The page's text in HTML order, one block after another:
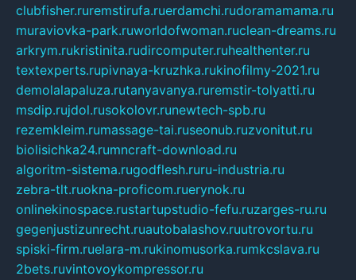
clubfisher.ruremstirufa.ruerdamchi.rudoramamama.ru
muraviovka-park.ruworldofwoman.ruclean-dreams.ru
arkrym.rukristinita.rudircomputer.ruhealthenter.ru
textexperts.rupivnaya-kruzhka.rukinofilmy-2021.ru
demolalapaluza.rutanyavanya.ruremstir-tolyatti.ru
msdip.rujdol.rusokolovr.runewtech-spb.ru
rezemkleim.rumassage-tai.ruseonub.ruzvonitut.ru
biolisichka24.rumncraft-download.ru
algoritm-sistema.rugodflesh.ruru-industria.ru
zebra-tlt.ruokna-proficom.ruerynok.ru
onlinekinospace.rustartupstudio-fefu.ruzarges-ru.ru
gegenjustizunrecht.ruautobalashov.ruutrovortu.ru
spiski-firm.ruelara-m.rukinomusorka.rumkcslava.ru
2bets.ruvintovoykompressor.ru